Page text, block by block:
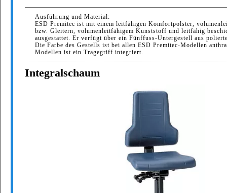
Ausführung und Material:
ESD Premitec ist mit einem leitfähigen Komfortpolster,
bzw. Gleitern, volumenleitfähigem Kunststoff und leitfähig
ausgestattet. Er verfügt über ein Fünffuss-Untergestell aus
Die Farbe des Gestells ist bei allen ESD Premitec-Modellen
Modellen ist ein Tragegriff integriert.
Integralschaum